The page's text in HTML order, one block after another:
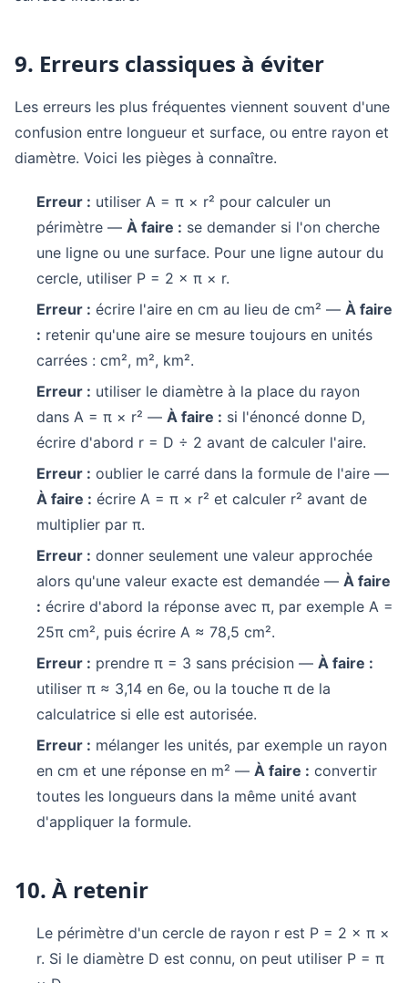
9. Erreurs classiques à éviter
Les erreurs les plus fréquentes viennent souvent d'une
confusion entre longueur et surface, ou entre rayon et
diamètre. Voici les pièges à connaître.
Erreur : utiliser A = π × r² pour calculer un
périmètre — À faire : se demander si l'on cherche
une ligne ou une surface. Pour une ligne autour du
cercle, utiliser P = 2 × π × r.
Erreur : écrire l'aire en cm au lieu de cm² — À faire
: retenir qu'une aire se mesure toujours en unités
carrées : cm², m², km².
Erreur : utiliser le diamètre à la place du rayon
dans A = π × r² — À faire : si l'énoncé donne D,
écrire d'abord r = D ÷ 2 avant de calculer l'aire.
Erreur : oublier le carré dans la formule de l'aire —
À faire : écrire A = π × r² et calculer r² avant de
multiplier par π.
Erreur : donner seulement une valeur approchée
alors qu'une valeur exacte est demandée — À faire
: écrire d'abord la réponse avec π, par exemple A =
25π cm², puis écrire A ≈ 78,5 cm².
Erreur : prendre π = 3 sans précision — À faire :
utiliser π ≈ 3,14 en 6e, ou la touche π de la
calculatrice si elle est autorisée.
Erreur : mélanger les unités, par exemple un rayon
en cm et une réponse en m² — À faire : convertir
toutes les longueurs dans la même unité avant
d'appliquer la formule.
10. À retenir
Le périmètre d'un cercle de rayon r est P = 2 × π ×
r. Si le diamètre D est connu, on peut utiliser P = π